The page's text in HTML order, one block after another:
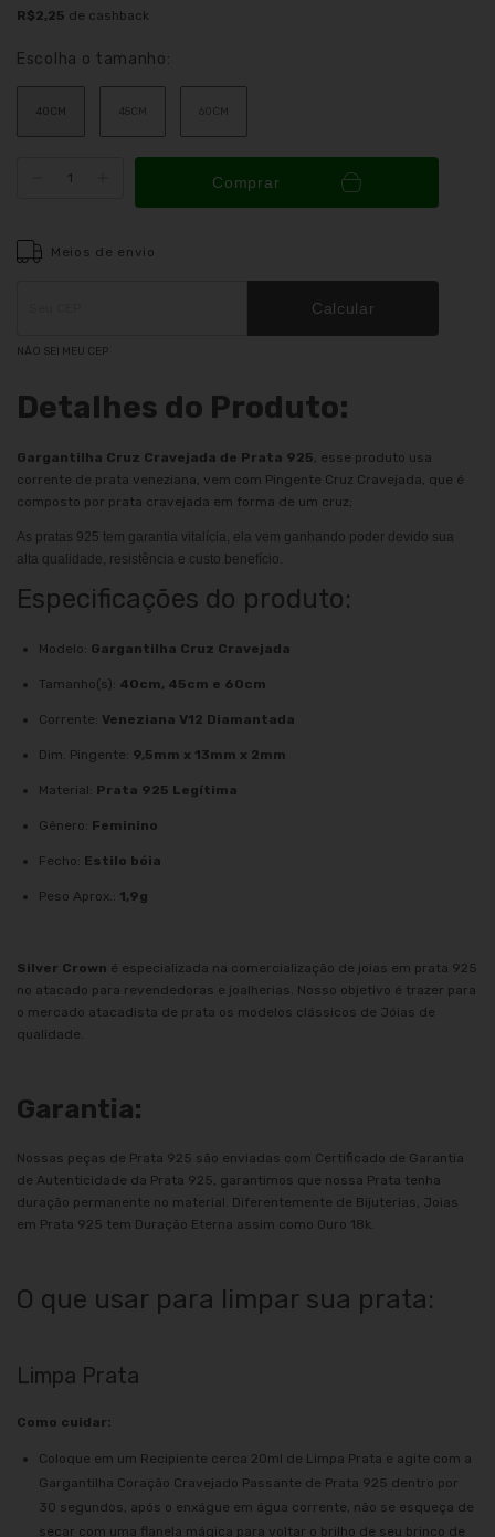
R$2,25 de cashback
Escolha o tamanho:
40CM 45CM 60CM
Comprar
Meios de envio
ALTERAR CEP
Calcular
NÃO SEI MEU CEP
Detalhes do Produto:
Gargantilha Cruz Cravejada de Prata 925 , esse produto usa
corrente de prata veneziana, vem com Pingente Cruz Cravejada, que é
composto por prata cravejada em forma de um cruz;
As pratas 925 tem garantia vitalícia, ela vem ganhando poder devido sua
alta qualidade, resistência e custo benefício.
Especificações do produto:
Modelo: Gargantilha Cruz Cravejada
Tamanho(s): 40cm, 45cm e 60cm
Corrente: Veneziana V12 Diamantada
Dim. Pingente: 9,5mm x 13mm x 2mm
Material: Prata 925 Legítima
Gênero: Feminino
Fecho: Estilo bóia
Peso Aprox.: 1,9g
Silver Crown é especializada na comercialização de joias em prata 925
no atacado para revendedoras e joalherias. Nosso objetivo é trazer para
o mercado atacadista de prata os modelos clássicos de Jóias de
qualidade.
Garantia:
Nossas peças de Prata 925 são enviadas com Certificado de Garantia
de Autenticidade da Prata 925, garantimos que nossa Prata tenha
duração permanente no material. Diferentemente de Bijuterias, Joias
em Prata 925 tem Duração Eterna assim como Ouro 18k.
O que usar para limpar sua prata:
Limpa Prata
Como cuidar:
Coloque em um Recipiente cerca 20ml de Limpa Prata e agite com a
Gargantilha Coração Cravejado Passante de Prata 925 dentro por
30 segundos, após o enxágue em água corrente, não se esqueça de
secar com uma flanela mágica para voltar o brilho de seu brinco de